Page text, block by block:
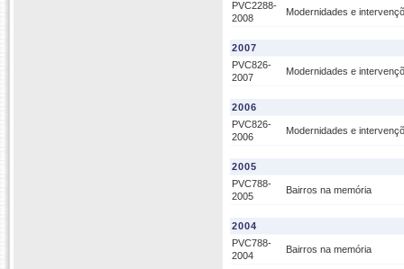
PVC2288-
2008
Modernidades e
2007
PVC826-
2007
Modernidades e
2006
PVC826-
2006
Modernidades e
2005
PVC788-
2005
Bairros na memória
2004
PVC788-
2004
Bairros na memória